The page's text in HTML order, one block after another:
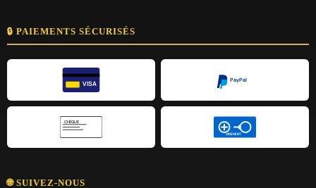
🔒 PAIEMENTS SÉCURISÉS
VISA
PayPal
CHÈQUE
VIREMENT
🌐 SUIVEZ-NOUS